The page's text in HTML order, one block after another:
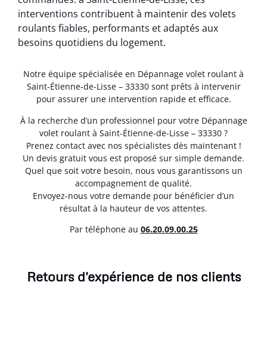
interventions contribuent à maintenir des volets
roulants fiables, performants et adaptés aux
besoins quotidiens du logement.
Notre équipe spécialisée en Dépannage volet roulant à
Saint-Étienne-de-Lisse – 33330 sont prêts à intervenir
pour assurer une intervention rapide et efficace.
À la recherche d’un professionnel pour votre Dépannage
volet roulant à Saint-Étienne-de-Lisse – 33330 ?
Prenez contact avec nos spécialistes dès maintenant !
Un devis gratuit vous est proposé sur simple demande.
Quel que soit votre besoin, nous vous garantissons un
accompagnement de qualité.
Envoyez-nous votre demande pour bénéficier d’un
résultat à la hauteur de vos attentes.
Par téléphone au 06.20.09.00.25
Retours d'expérience de nos clients